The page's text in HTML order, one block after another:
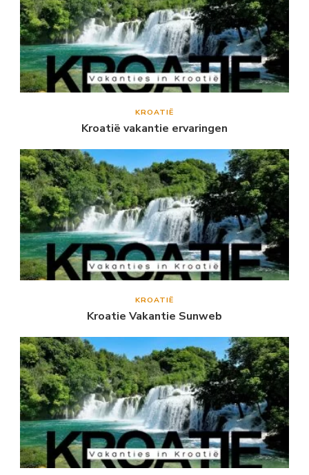
KROATIË
Kroatië vakantie ervaringen
KROATIË
Kroatie Vakantie Sunweb